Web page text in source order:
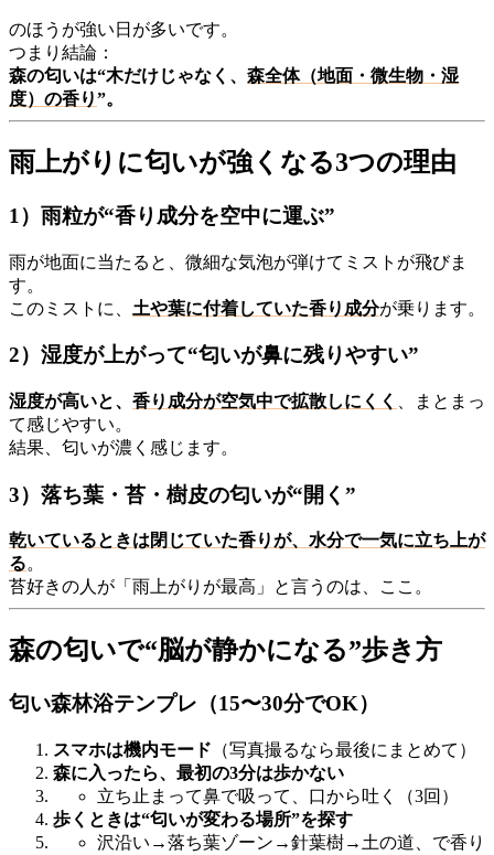
のほうが強い日が多いです。
つまり結論：
森の匂いは“木だけじゃなく、 森全体（地面・微生物・湿
度）の香り”。
雨上がりに匂いが強くなる3つの理由
1）雨粒が“香り成分を空中に運ぶ”
雨が地面に当たると、微細な気泡が弾けてミストが飛びま
す。
このミストに、 土や葉に付着していた香り成分が乗ります。
2）湿度が上がって“匂いが鼻に残りやすい”
湿度が高いと、 香り成分が空気中で拡散しにくく
、まとまっ
て感じやすい。
結果、匂いが濃く感じます。
3）落ち葉・苔・樹皮の匂いが“開く”
乾いているときは閉じていた香りが、水分で一気に立ち上が
る。
苔好きの人が「雨上がりが最高」と言うのは、ここ。
森の匂いで“脳が静かになる”歩き方
匂い森林浴テンプレ（15〜30分でOK）
スマホは機内モード （写真撮るなら最後にまとめて）
森に入ったら、最初の3分は歩かない
立ち止まって鼻で吸って、口から吐く（3回）
歩くときは“匂いが変わる場所”を探す
沢沿い→落ち葉ゾーン→針葉樹→土の道、で香り